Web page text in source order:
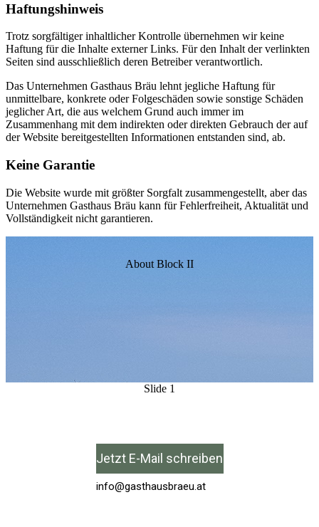
Haftungshinweis
Trotz sorgfältiger inhaltlicher Kontrolle übernehmen wir keine
Haftung für die Inhalte externer Links. Für den Inhalt der verlinkten
Seiten sind ausschließlich deren Betreiber verantwortlich.
Das Unternehmen Gasthaus Bräu lehnt jegliche Haftung für
unmittelbare, konkrete oder Folgeschäden sowie sonstige Schäden
jeglicher Art, die aus welchem Grund auch immer im
Zusammenhang mit dem indirekten oder direkten Gebrauch der auf
der Website bereitgestellten Informationen entstanden sind, ab.
Keine Garantie
Die Website wurde mit größter Sorgfalt zusammengestellt, aber das
Unternehmen Gasthaus Bräu kann für Fehlerfreiheit, Aktualität und
Vollständigkeit nicht garantieren.
About Block II
Slide 1
Jetzt E-Mail schreiben
info@gasthausbraeu.at